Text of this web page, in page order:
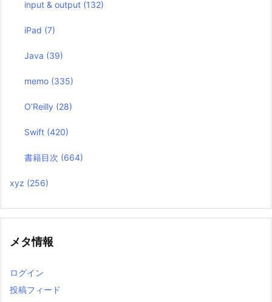
input & output (132)
iPad (7)
Java (39)
memo (335)
O’Reilly (28)
Swift (420)
書籍目次 (664)
xyz (256)
メタ情報
ログイン
投稿フィード